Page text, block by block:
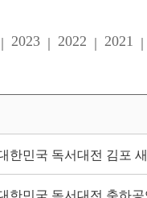
2023 2022 2021
한민국 독서대전 김포
한민국 독서대전 축하